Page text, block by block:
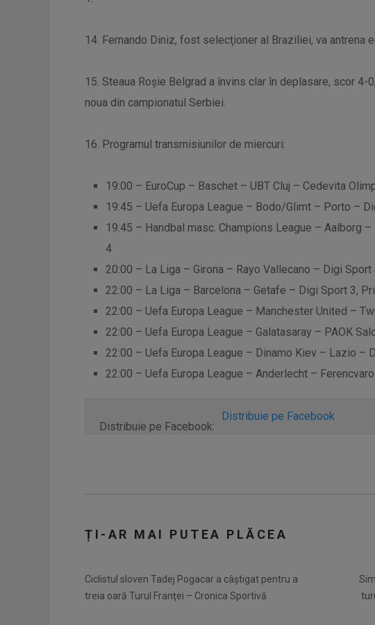
14. Fernando Diniz, fost selecţioner al Braziliei, va antrena
15. Steaua Roşie Belgrad a învins clar în deplasare, scor 4-
noua din campionatul Serbiei.
16. Programul transmisiunilor de miercuri:
19:00 – EuroCup – Baschet – UBT Cluj – Cedevita
19:45 – Uefa Europa League – Bodo/Glimt – Porto –
19:45 – Handbal masc. Champions League – Aalborg
4
20:00 – La Liga – Girona – Rayo Vallecano – Digi Sport
22:00 – La Liga – Barcelona – Getafe – Digi Sport 3,
22:00 – Uefa Europa League – Manchester United –
22:00 – Uefa Europa League – Galatasaray – PAOK
22:00 – Uefa Europa League – Dinamo Kiev – Lazio –
22:00 – Uefa Europa League – Anderlecht –
Distribuie pe Facebook:
Distribuie pe Facebook
ȚI-AR MAI PUTEA PLĂCEA
Ciclistul sloven Tadej Pogacar a câștigat pentru a
treia oară Turul Franţei – Cronica Sportivă